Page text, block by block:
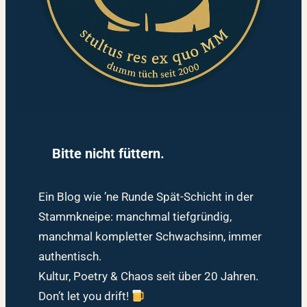
Bitte nicht füttern.
Ein Blog wie ’ne Runde Spät-Schicht in der
Stammkneipe: manchmal tiefgründig,
manchmal kompletter Schwachsinn, immer
authentisch.
Kultur, Poetry & Chaos seit über 20 Jahren.
Don’t let you drift!